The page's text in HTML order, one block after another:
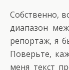
Собственно,
диапазон
репортаж, я
Поверьте,
меня текст